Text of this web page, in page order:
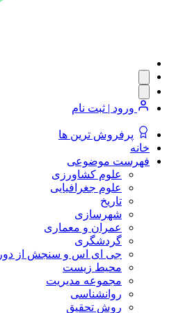
ورود | ثبت نام
پرفروش ترین ها
خانه
فهرست موضوعی
علوم کشاورزی
علوم جغرافیایی
تاریخ
شهرسازی
عمران و معماری
گردشگری
جی ای اس و سنجش از دور
محیط زیست
مجموعه مدیریت
روانشناسی
روش تحقیق